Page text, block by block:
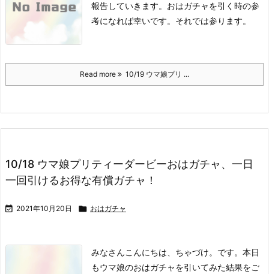
報告していきます。 おはガチャを引く時の参
考になれば幸いです。 それでは参ります。
Read more 10/19 ウマ娘プリ ...
10/18 ウマ娘プリティーダービーおはガチャ、一日
一回引けるお得な有償ガチャ！
 2021年10月20日  おはガチャ
みなさんこんにちは、ちゃづけ。です。 本日
もウマ娘のおはガチャを引いてみた結果をご